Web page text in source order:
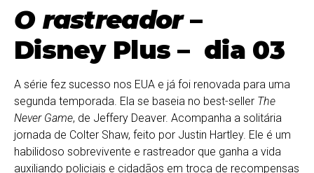
O rastreador–
Disney Plus – dia 03
A série fez sucesso nos EUA e já foi renovada para uma
segunda temporada. Ela se baseia no best-seller The
Never Game, de Jeffery Deaver. Acompanha a solitária
jornada de Colter Shaw, feito por Justin Hartley. Ele é um
habilidoso sobrevivente e rastreador que ganha a vida
auxiliando policiais e cidadãos em troca de recompensas